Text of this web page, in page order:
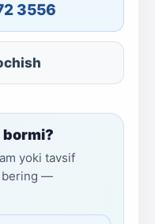
3556
bormi?
yoki tavsif
bering —